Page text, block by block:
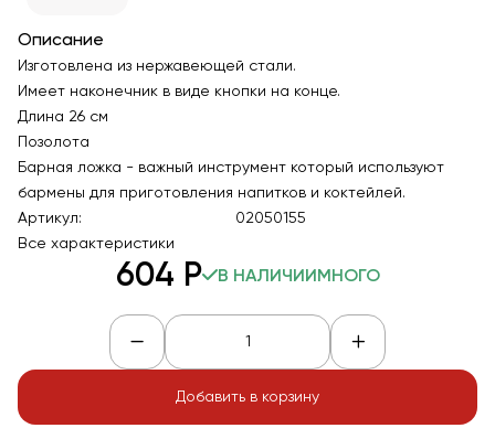
Описание
Изготовлена из нержавеющей стали.
Имеет наконечник в виде кнопки на конце.
Длина 26 см
Позолота
Барная ложка - важный инструмент который используют
бармены для приготовления напитков и коктейлей.
Артикул:
02050155
Все характеристики
604 Р В НАЛИЧИИ МНОГО
Добавить в корзину